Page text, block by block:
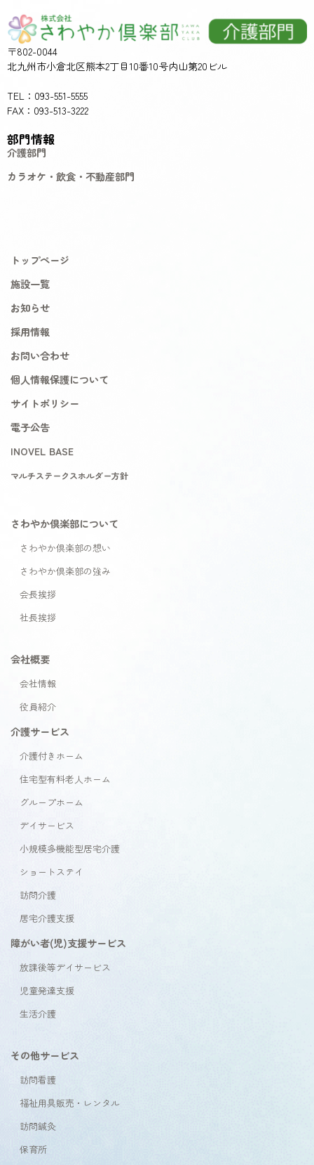
〒802-0044
北九州市小倉北区熊本2丁目10番10号内山第20ビル
TEL：093-551-5555
FAX：093-513-3222
部門情報
介護部門
カラオケ・飲食・不動産部門
トップページ
施設一覧
お知らせ
採用情報
お問い合わせ
個人情報保護について
サイトポリシー
電子公告
INOVEL BASE
マルチステークスホルダー方針
さわやか倶楽部について
さわやか倶楽部の想い
さわやか倶楽部の強み
会長挨拶
社長挨拶
会社概要
会社情報
役員紹介
介護サービス
介護付きホーム
住宅型有料老人ホーム
グループホーム
デイサービス
小規模多機能型居宅介護
ショートステイ
訪問介護
居宅介護支援
障がい者(児)支援サービス
放課後等デイサービス
児童発達支援
生活介護
その他サービス
訪問看護
福祉用具販売・レンタル
訪問鍼灸
保育所